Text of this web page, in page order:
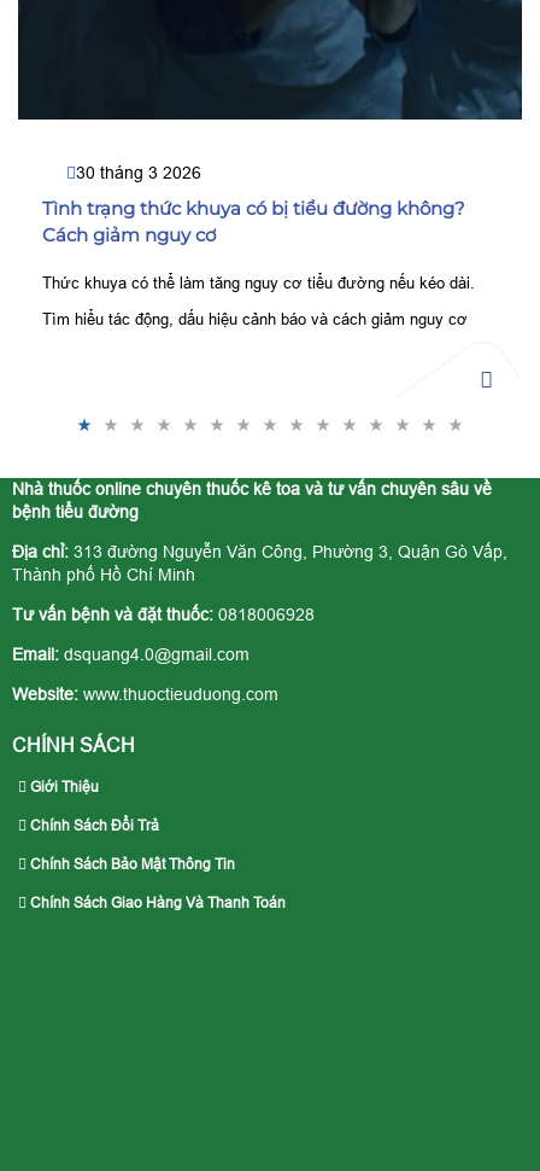
30 tháng 3 2026
Tình trạng thức khuya có bị tiểu đường không?
Cách giảm nguy cơ
Thức khuya có thể làm tăng nguy cơ tiểu đường nếu kéo dài.
Tìm hiểu tác động, dấu hiệu cảnh báo và cách giảm nguy cơ
Nhà thuốc online chuyên thuốc kê toa và tư vấn chuyên sâu về
bệnh tiểu đường
Địa chỉ: 313 đường Nguyễn Văn Công, Phường 3, Quận Gò Vấp,
Thành phố Hồ Chí Minh
Tư vấn bệnh và đặt thuốc: 0818006928
Email: dsquang4.0@gmail.com
Website: www.thuoctieuduong.com
CHÍNH SÁCH
Giới Thiệu
Chính Sách Đổi Trả
Chính Sách Bảo Mật Thông Tin
Chính Sách Giao Hàng Và Thanh Toán